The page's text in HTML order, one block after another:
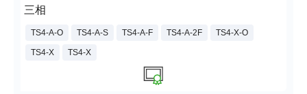
三相
TS4-A-O TS4-A-S TS4-A-F TS4-A-2F TS4-X-O
TS4-X TS4-X